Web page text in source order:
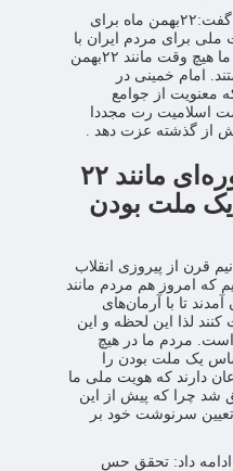
رئیس مجلس شورای اسلامی گفت:۲۲بهمن ماه برای
برای مردم ایران با
۲۲بهمن معنا شده است مردم ما هیچ وقت مانند ۲۲بهمن
امام خمینی در
معنویت از جوامع
اسلامیت رت مجددا
از گذشته عزت دهد .
مردم ما در هیچ دوره‌ای مانند ۲۲
یک ملت بودن
قرن از پیروزی انقلاب
که امروز هم مردم مانند
تا با آرمان‌های
کنند لذا این لحظه و این
مردم ما در هیچ
۲۲ بهمن ۵۷ احساس یک ملت بودن را
دارند که هویت ملی ما
شد چرا که پیش از این
سرنوشت خود بر
داد: تحقق حس